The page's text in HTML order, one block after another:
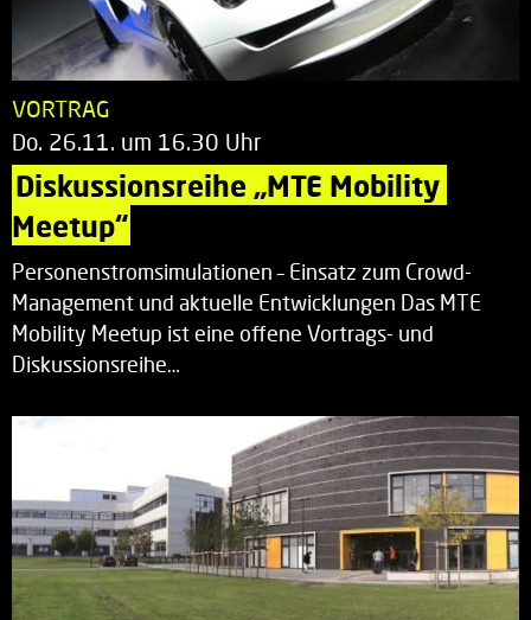
VORTRAG
Do. 26.11. um 16.30 Uhr
Diskussionsreihe „MTE Mobility
Meetup“
Personenstromsimulationen – Einsatz zum Crowd-
Management und aktuelle Entwicklungen Das MTE
Mobility Meetup ist eine offene Vortrags- und
Diskussionsreihe…